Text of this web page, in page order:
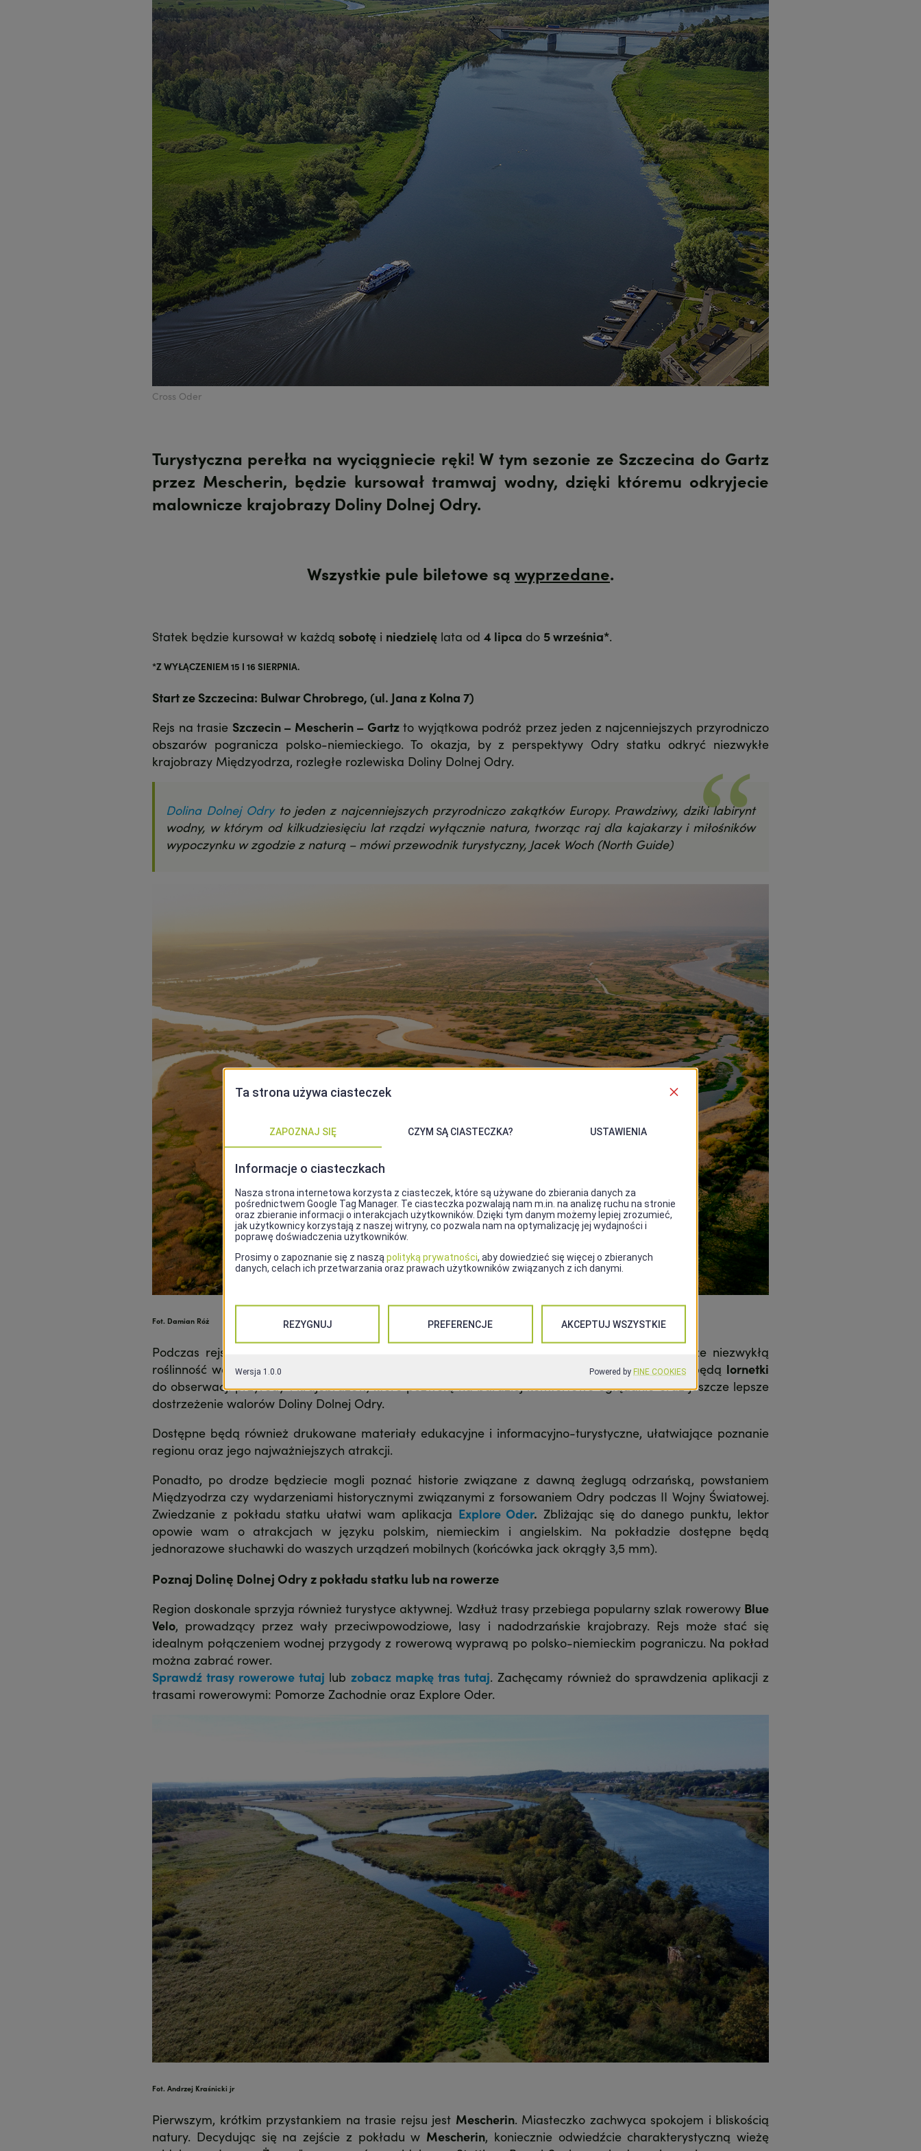
Cross Oder
Turystyczna perełka na wyciągniecie ręki! W tym sezonie ze Szczecina do Gartz
przez Mescherin, będzie kursował tramwaj wodny, dzięki któremu odkryjecie
malownicze krajobrazy Doliny Dolnej Odry.
Wszystkie pule biletowe są wyprzedane.
Statek będzie kursował w każdą sobotę i niedzielę lata od 4 lipca do 5 września*.
*Z WYŁĄCZENIEM 15 I 16 SIERPNIA.
Start ze Szczecina: Bulwar Chrobrego, (ul. Jana z Kolna 7)
Rejs na trasie Szczecin – Mescherin – Gartzto wyjątkowa podróż przez jeden z najcenniejszych przyrodniczo
obszarów pogranicza polsko-niemieckiego. To okazja, by z perspektywy Odry statku odkryć niezwykłe
krajobrazy Międzyodrza, rozległe rozlewiska Doliny Dolnej Odry.
Dolina Dolnej Odryto jeden z najcenniejszych przyrodniczo zakątków Europy. Prawdziwy, dziki labirynt
wodny, w którym od kilkudziesięciu lat rządzi wyłącznie natura, tworząc raj dla kajakarzy i miłośników
wypoczynku w zgodzie z naturą – mówi przewodnik turystyczny, Jacek Woch (North Guide)
Fot. Damian Róż
Podczas rejsu będziecie mogli zaobserwować
, a także niezwykłą
roślinność wodną i rozległe trzcinowiska tworzące unikalny krajobraz. Na pokładzie dostępne będą lornetki
do obserwacji przyrody i krajobrazów, które pozwolą na bardziej komfortowe oglądanie oraz jeszcze lepsze
dostrzeżenie walorów Doliny Dolnej Odry.
Dostępne będą również drukowane materiały edukacyjne i informacyjno-turystyczne, ułatwiające poznanie
regionu oraz jego najważniejszych atrakcji.
Ponadto, po drodze będziecie mogli poznać historie związane z dawną żeglugą odrzańską, powstaniem
Międzyodrza czy wydarzeniami historycznymi związanymi z forsowaniem Odry podczas II Wojny Światowej.
Zwiedzanie z pokładu statku ułatwi wam aplikacja Explore Oder. Zbliżając się do danego punktu, lektor
opowie wam o atrakcjach w języku polskim, niemieckim i angielskim. Na pokładzie dostępne będą
jednorazowe słuchawki do waszych urządzeń mobilnych (końcówka jack okrągły 3,5 mm).
Poznaj Dolinę Dolnej Odry z pokładu statku lub na rowerze
Region doskonale sprzyja również turystyce aktywnej. Wzdłuż trasy przebiega popularny szlak rowerowy Blue
Velo, prowadzący przez wały przeciwpowodziowe, lasy i nadodrzańskie krajobrazy. Rejs może stać się
idealnym połączeniem wodnej przygody z rowerową wyprawą po polsko-niemieckim pograniczu. Na pokład
można zabrać rower.
Sprawdź trasy rowerowe tutaj lubzobacz mapkę tras tutaj. Zachęcamy również do sprawdzenia aplikacji z
trasami rowerowymi: Pomorze Zachodnie oraz Explore Oder.
Fot. Andrzej Kraśnicki jr
Pierwszym, krótkim przystankiem na trasie rejsu jest Mescherin. Miasteczko zachwyca spokojem i bliskością
natury. Decydując się na zejście z pokładu w Mescherin, koniecznie odwiedźcie charakterystyczną wieżę